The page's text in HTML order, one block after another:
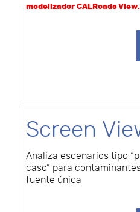
modelizador CALRoads View.
Screen
Analiza escenarios tipo
caso” para
fuente única